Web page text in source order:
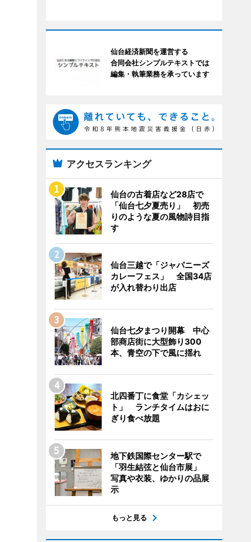
仙台経済新聞を運営する
合同会社シンプルテキストでは
編集・執筆業務を承っています
アクセスランキング
仙台の古着店など28店で
「仙台七夕夏売り」 初売
りのような夏の風物詩目指
す
仙台三越で「ジャパニーズ
カレーフェス」 全国34店
が入れ替わり出店
仙台七夕まつり開幕 中心
部商店街に大型飾り300
本、青空の下で風に揺れ
北四番丁に食堂「カシェッ
ト」 ランチタイムはおに
ぎり食べ放題
地下鉄国際センター駅で
「羽生結弦と仙台市展」
写真や衣装、ゆかりの品展
示
もっと見る